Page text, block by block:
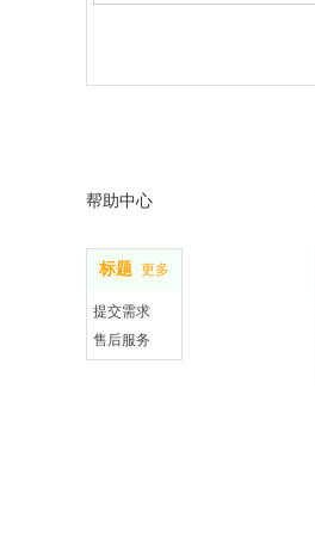
标题 更多
提交需求
售后服务
帮助中心